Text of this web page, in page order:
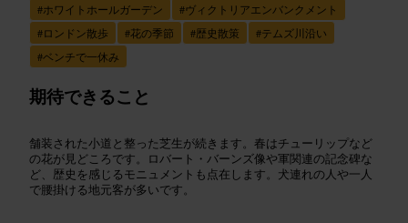
#ホワイトホールガーデン #ヴィクトリアエンバンクメント
#ロンドン散歩 #花の季節 #歴史散策 #テムズ川沿い
#ベンチで一休み
期待できること
舗装された小道と整った芝生が続きます。春はチューリップなど
の花が見どころです。ロバート・バーンズ像や軍関連の記念碑な
ど、歴史を感じるモニュメントも点在します。犬連れの人や一人
で腰掛ける地元客が多いです。